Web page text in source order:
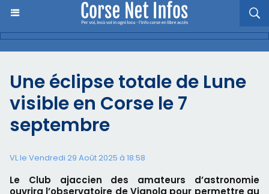
Une éclipse totale de Lune
visible en Corse le 7
septembre
VL le Vendredi 29 Août 2025 à 18:58
Le Club ajaccien des amateurs d’astronomie
ouvrira l’observatoire de Vignola pour permettre au